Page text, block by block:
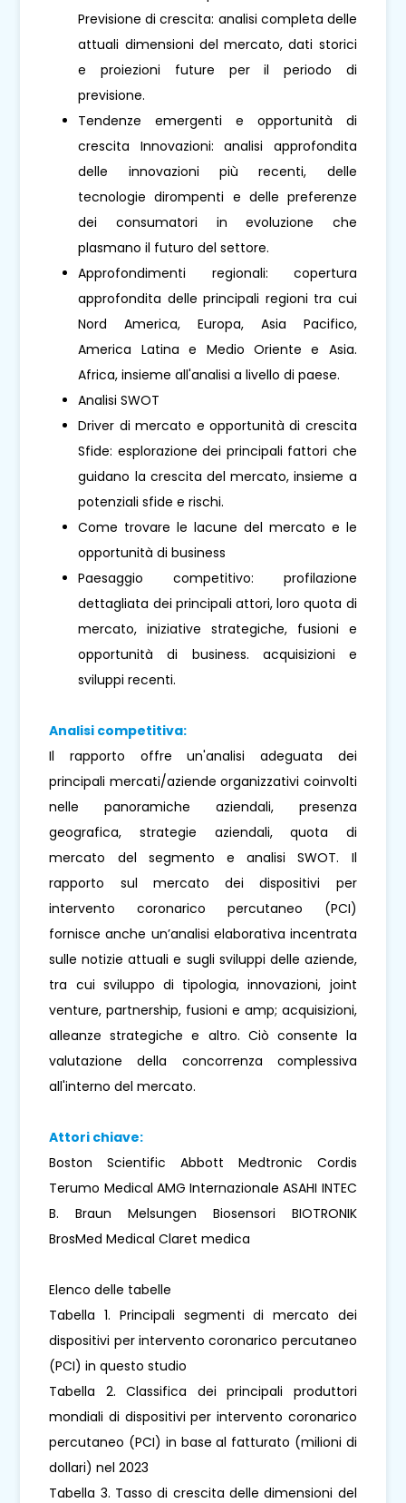
Previsione di crescita: analisi completa delle
attuali dimensioni del mercato, dati storici
e proiezioni future per il periodo di
previsione.
Tendenze emergenti e opportunità di
crescita Innovazioni: analisi approfondita
delle innovazioni più recenti, delle
tecnologie dirompenti e delle preferenze
dei consumatori in evoluzione che
plasmano il futuro del settore.
Approfondimenti regionali: copertura
approfondita delle principali regioni tra cui
Nord America, Europa, Asia Pacifico,
America Latina e Medio Oriente e Asia.
Africa, insieme all'analisi a livello di paese.
Analisi SWOT
Driver di mercato e opportunità di crescita
Sfide: esplorazione dei principali fattori che
guidano la crescita del mercato, insieme a
potenziali sfide e rischi.
Come trovare le lacune del mercato e le
opportunità di business
Paesaggio competitivo: profilazione
dettagliata dei principali attori, loro quota di
mercato, iniziative strategiche, fusioni e
opportunità di business. acquisizioni e
sviluppi recenti.
Analisi competitiva:
Il rapporto offre un'analisi adeguata dei
principali mercati/aziende organizzativi coinvolti
nelle panoramiche aziendali, presenza
geografica, strategie aziendali, quota di
mercato del segmento e analisi SWOT. Il
rapporto sul mercato dei dispositivi per
intervento coronarico percutaneo (PCI)
fornisce anche un’analisi elaborativa incentrata
sulle notizie attuali e sugli sviluppi delle aziende,
tra cui sviluppo di tipologia, innovazioni, joint
venture, partnership, fusioni e amp; acquisizioni,
alleanze strategiche e altro. Ciò consente la
valutazione della concorrenza complessiva
all'interno del mercato.
Attori chiave:
Boston Scientific Abbott Medtronic Cordis
Terumo Medical AMG Internazionale ASAHI INTEC
B. Braun Melsungen Biosensori BIOTRONIK
BrosMed Medical Claret medica
Elenco delle tabelle
Tabella 1. Principali segmenti di mercato dei
dispositivi per intervento coronarico percutaneo
(PCI) in questo studio
Tabella 2. Classifica dei principali produttori
mondiali di dispositivi per intervento coronarico
percutaneo (PCI) in base al fatturato (milioni di
dollari) nel 2023
Tabella 3. Tasso di crescita delle dimensioni del